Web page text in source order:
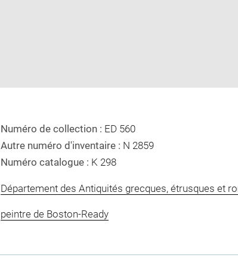
Numéro de collection : ED 560
Autre numéro d'inventaire : N 2859
Numéro catalogue : K 298
Département des Antiquités grecques, étrusques et
peintre de Boston-Ready